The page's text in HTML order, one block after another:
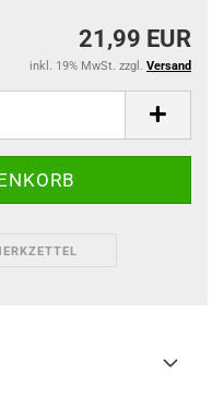
21,99 EUR
inkl. 19% MwSt. zzgl. Versand